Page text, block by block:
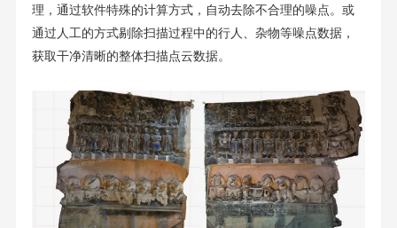
理，通过软件特殊的计算方式，自动去除不合理的噪点。或
通过人工的方式剔除扫描过程中的行人、杂物等噪点数据，
获取干净清晰的整体扫描点云数据。